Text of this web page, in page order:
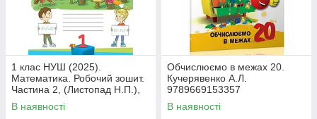
1 клас НУШ (2025).
Математика. Робочий зошит.
Частина 2, (Листопад Н.П.),
Оріон
В наявності
Обчислюємо в межах 20.
Кучерявенко А.Л.
9789669153357
В наявності